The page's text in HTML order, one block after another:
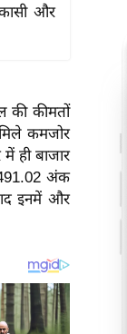
और
की कीमतों
कमजोर
ही बाजार
अंक
इनमें और